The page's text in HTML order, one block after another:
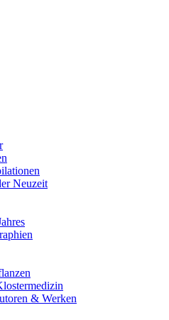
Neuzeit
& Werken